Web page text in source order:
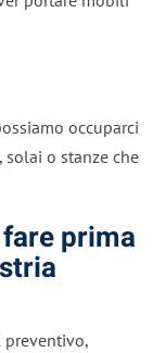
occuparci
o stanze che
prima